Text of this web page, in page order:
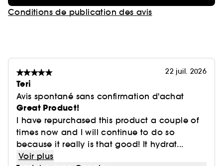
Conditions de publication des avis
22 juil. 2026
Teri
Avis spontané sans confirmation d'achat
Great Product!
I have repurchased this product a couple of
times now and I will continue to do so
because it really is that good! It hydrat...
Voir plus